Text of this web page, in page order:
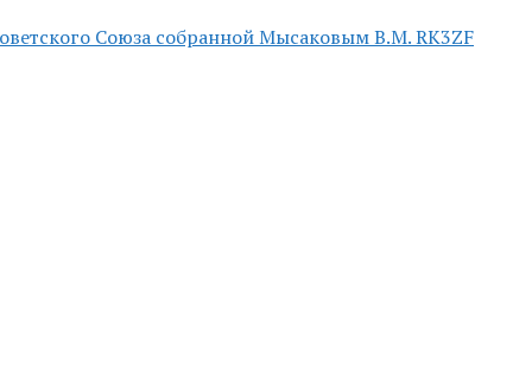
Союза собранной Мысаковым В.М. RK3ZF